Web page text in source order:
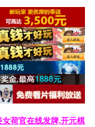
荷官在线发牌,开元棋